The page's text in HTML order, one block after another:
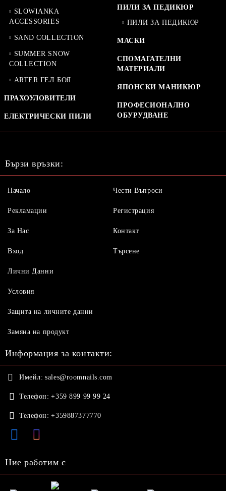
SLOWIANKA
ACCESSORIES
SAND COLLECTION
SUMMER SNOW
COLLECTION
ARTER ГЕЛ БОЯ
ПРАХОУЛОВИТЕЛИ
ЕЛЕКТРИЧЕСКИ ПИЛИ
ПИЛИ ЗА ПЕДИКЮР
ПИЛИ ЗА ПЕДИКЮР
МАСКИ
СПОМАГАТЕЛНИ
МАТЕРИАЛИ
ЯПОНСКИ МАНИКЮР
ПРОФЕСИОНАЛНО
ОБУРУДВАНЕ
Бързи връзки:
Начало
Рекламации
За Нас
Вход
Чести Въпроси
Регистрация
Контакт
Търсене
Лични Данни
Условия
Защита на личните данни
Замяна на продукт
Информация за контакти:
Имейл: sales@roomnails.com
Телефон: +359 899 99 99 24
Телефон: +359887377770
Ние работим с